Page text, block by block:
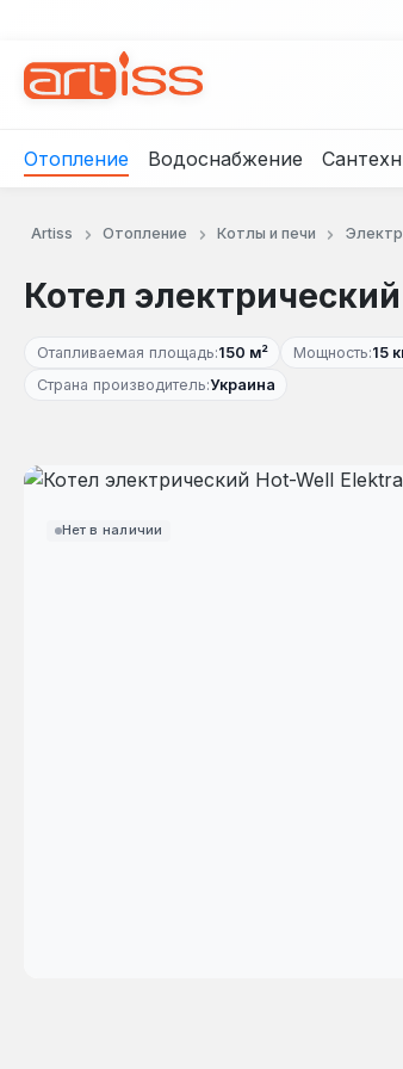
Отопление Водоснабжение
Artiss Отопление Котлы и печи
Котел
Отапливаемая площадь:150 м² Мощность:15
Страна производитель:Украина
Нет в наличии
Пропустить галерею изображений